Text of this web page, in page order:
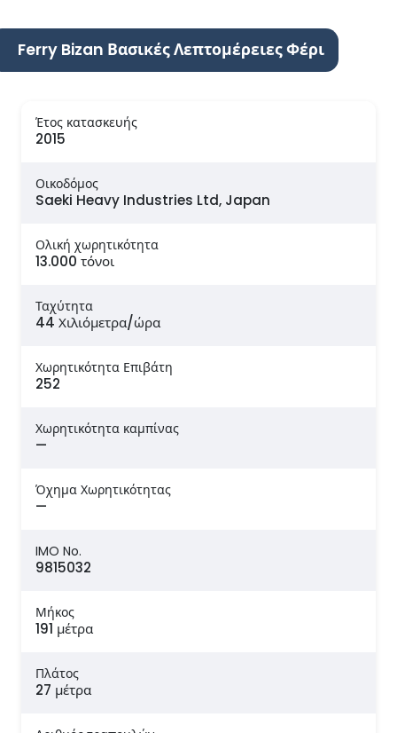
Ferry Bizan Βασικές Λεπτομέρειες Φέρι
Έτος κατασκευής
2015
Οικοδόμος
Saeki Heavy Industries Ltd, Japan
Ολική χωρητικότητα
13.000 τόνοι
Ταχύτητα
44 Χιλιόμετρα/ώρα
Χωρητικότητα Επιβάτη
252
Χωρητικότητα καμπίνας
—
Όχημα Χωρητικότητας
—
IMO No.
9815032
Μήκος
191 μέτρα
Πλάτος
27 μέτρα